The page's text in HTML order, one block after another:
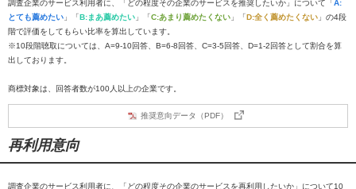
調査企業のサービス利用者に、「どの程度その企業のサービスを推奨したいか」について「A:
とても薦めたい 」「B:まあ薦めたい 」「C:あまり薦めたくない 」「D:全く薦めたくない 」の4段
階で評価をしてもらい比率を算出しています。
※10段階聴取については、A=9-10回答、B=6-8回答、C=3-5回答、D=1-2回答として割合を算
出しております。
商標対象は、回答者数が100人以上の企業です。
推奨意向データ（PDF）
再利用意向
調査企業のサービス利用者に、「どの程度その企業のサービスを再利用したいか」について10